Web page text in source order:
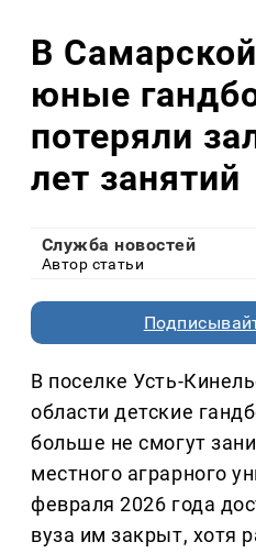
В
юные
потеряли
лет занятий
Служба новостей
Автор статьи
В поселке Усть-
области детские
больше не смогут
местного аграрного
февраля 2026 года
вуза им закрыт, хотя